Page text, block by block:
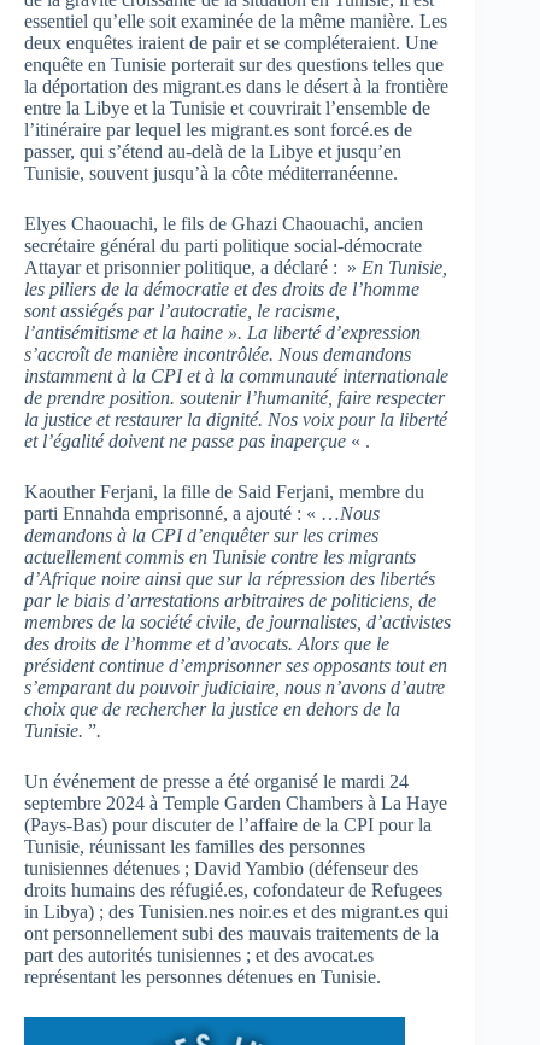
essentiel qu’elle soit examinée de la même manière. Les
deux enquêtes iraient de pair et se compléteraient. Une
enquête en Tunisie porterait sur des questions telles que
la déportation des migrant.es dans le désert à la frontière
entre la Libye et la Tunisie et couvrirait l’ensemble de
l’itinéraire par lequel les migrant.es sont forcé.es de
passer, qui s’étend au-delà de la Libye et jusqu’en
Tunisie, souvent jusqu’à la côte méditerranéenne.
Elyes Chaouachi, le fils de Ghazi Chaouachi, ancien
secrétaire général du parti politique social-démocrate
Attayar et prisonnier politique, a déclaré : » En Tunisie,
les piliers de la démocratie et des droits de l’homme
sont assiégés par l’autocratie, le racisme,
l’antisémitisme et la haine ». La liberté d’expression
s’accroît de manière incontrôlée. Nous demandons
instamment à la CPI et à la communauté internationale
de prendre position. soutenir l’humanité, faire respecter
la justice et restaurer la dignité. Nos voix pour la liberté
et l’égalité doiventne passe pas inaperçue « .
Kaouther Ferjani, la fille de Said Ferjani, membre du
parti Ennahda emprisonné, a ajouté : « …Nous
demandons à la CPI d’enquêter sur les crimes
actuellement commis en Tunisie contre les migrants
d’Afrique noire ainsi que sur la répression des libertés
par le biais d’arrestations arbitraires de politiciens, de
membres de la société civile, de journalistes, d’activistes
des droits de l’homme et d’avocats. Alors que le
président continue d’emprisonner ses opposants tout en
s’emparant du pouvoir judiciaire, nous n’avons d’autre
choix que de rechercher la justice en dehors de la
Tunisie. ”.
Un événement de presse a été organisé le mardi 24
septembre 2024 à Temple Garden Chambers à La Haye
(Pays-Bas) pour discuter de l’affaire de la CPI pour la
Tunisie, réunissant les familles des personnes
tunisiennes détenues ; David Yambio (défenseur des
droits humains des réfugié.es, cofondateur de Refugees
in Libya) ; des Tunisien.nes noir.es et des migrant.es qui
ont personnellement subi des mauvais traitements de la
part des autorités tunisiennes ; et des avocat.es
représentant les personnes détenues en Tunisie.